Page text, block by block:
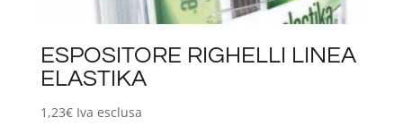
ESPOSITORE RIGHELLI LINEA
ELASTIKA
1,23€ Iva esclusa